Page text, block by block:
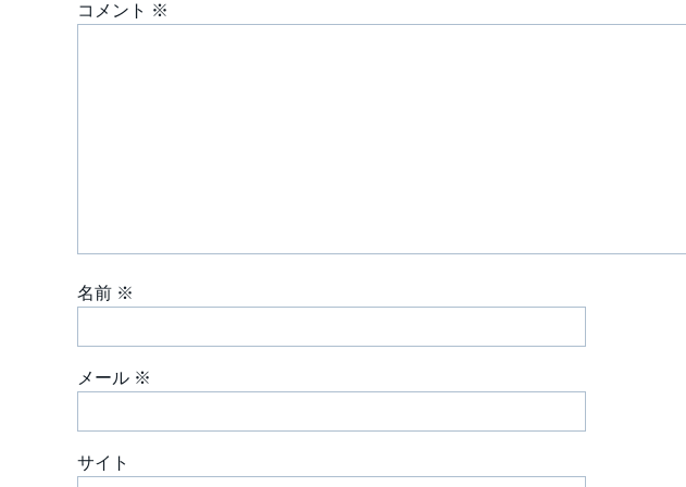
ー
コメント ※
名前 ※
メール ※
サイト